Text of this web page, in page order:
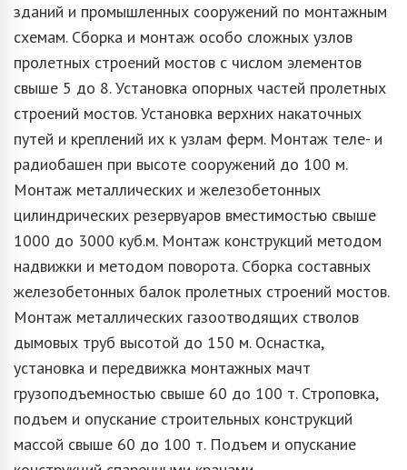
зданий и промышленных сооружений по монтажным
схемам. Сборка и монтаж особо сложных узлов
пролетных строений мостов с числом элементов
свыше 5 до 8. Установка опорных частей пролетных
строений мостов. Установка верхних накаточных
путей и креплений их к узлам ферм. Монтаж теле- и
радиобашен при высоте сооружений до 100 м.
Монтаж металлических и железобетонных
цилиндрических резервуаров вместимостью свыше
1000 до 3000 куб.м. Монтаж конструкций методом
надвижки и методом поворота. Сборка составных
железобетонных балок пролетных строений мостов.
Монтаж металлических газоотводящих стволов
дымовых труб высотой до 150 м. Оснастка,
установка и передвижка монтажных мачт
грузоподъемностью свыше 60 до 100 т. Строповка,
подъем и опускание строительных конструкций
массой свыше 60 до 100 т. Подъем и опускание